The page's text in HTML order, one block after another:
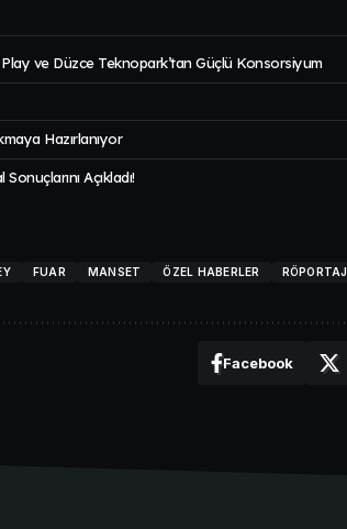
ve Düzce Teknopark’tan Güçlü Konsorsiyum
Hazırlanıyor
Açıkladı!
FUAR MANSET ÖZEL HABERLER RÖPORTAJ
Facebook